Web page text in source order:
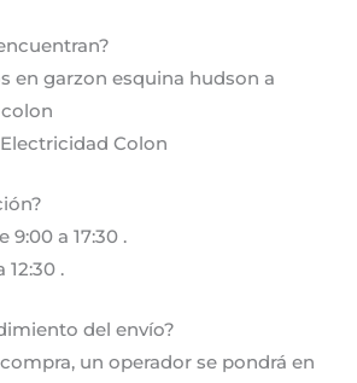
en garzon esquina hudson a
Colon
9:00 a 17:30 .
12:30 .
del envío?
un operador se pondrá en